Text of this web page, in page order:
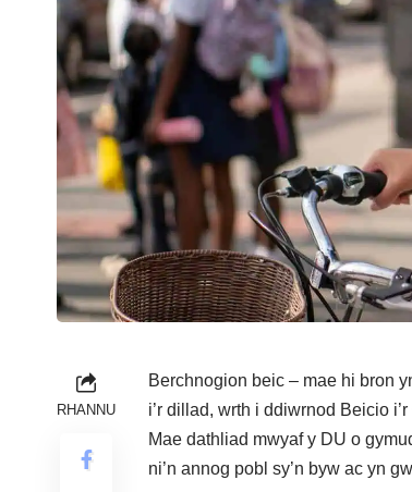
RHANNU
Berchnogion beic – mae hi bron
i’r dillad, wrth i ddiwrnod Beicio
Mae dathliad mwyaf y DU o
ni’n annog pobl sy’n byw ac yn